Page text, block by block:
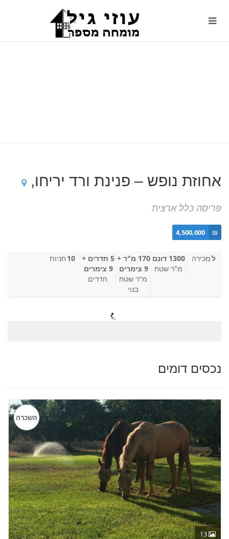
אחוזת נופש – פנינת ורד יריחו,
פריסה כלל ארצית
₪
4,500,000
למכירה
1300 דונם
מ"ר שטח
170 מ"ר +
9 צימרים
מ"ר שטח
בנוי
5 חדרים +
9 צימרים
חדרים
10 חניות
נכסים דומים
13
השכרה